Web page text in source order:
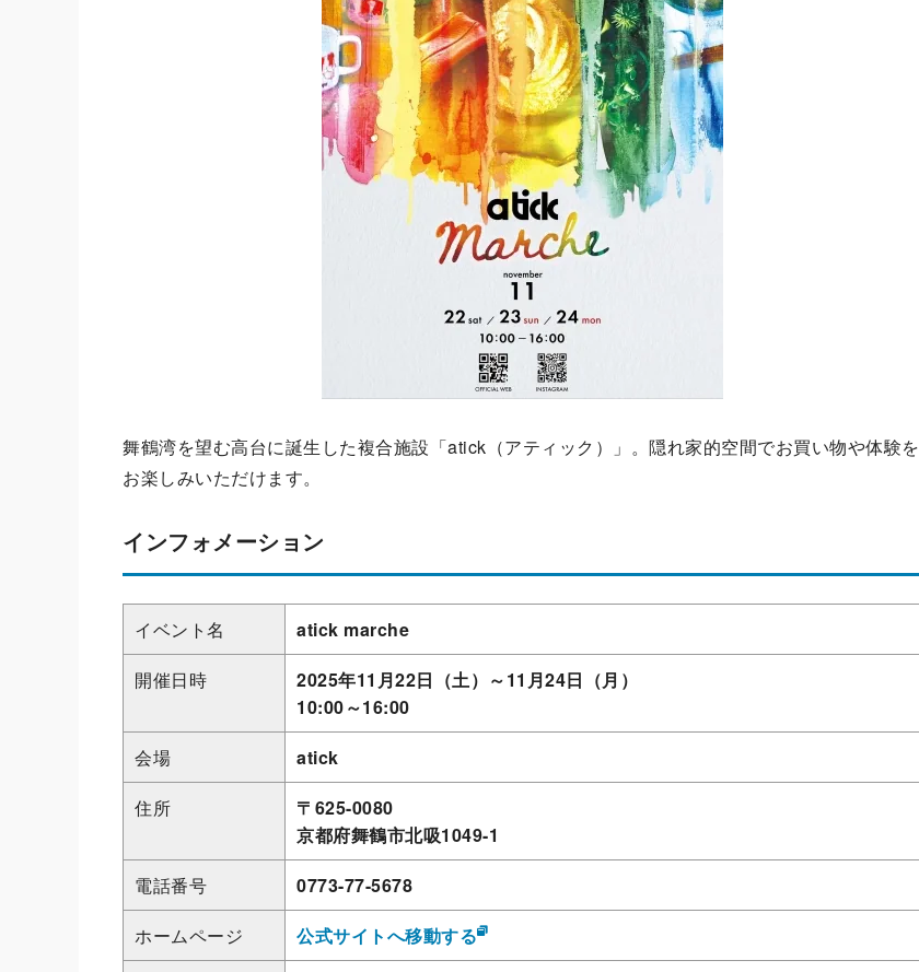
舞鶴湾を望む高台に誕生した複合施設「atick（アティック）」。隠れ家的空間でお買い物や体験を
お楽しみいただけます。
インフォメーション
イベント名
atick marche
開催日時
2025年11月22日（土）～11月24日（月）
10:00～16:00
会場
atick
住所
〒625-0080
京都府舞鶴市北吸1049-1
電話番号
0773-77-5678
ホームページ
公式サイトへ移動する